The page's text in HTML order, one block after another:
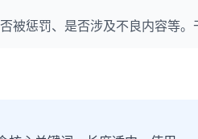
被惩罚、是否涉及不良内容等